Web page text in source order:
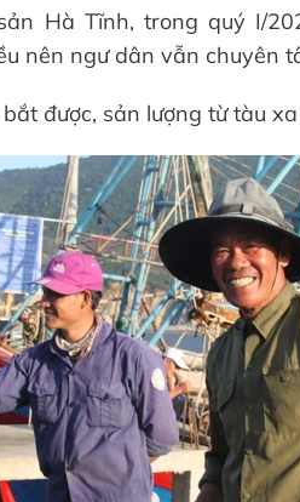
Hà Tĩnh, trong quý I/
nên ngư dân vẫn chuyên
được, sản lượng từ tàu